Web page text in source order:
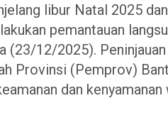
libur Natal 2025
pemantauan
(23/12/2025).
Provinsi (Pemprov)
dan